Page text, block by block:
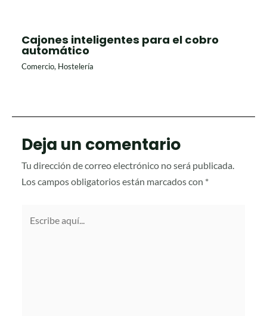
Cajones inteligentes para el cobro
automático
Comercio, Hostelería
Deja un comentario
Tu dirección de correo electrónico no será publicada.
Los campos obligatorios están marcados con *
aquí...